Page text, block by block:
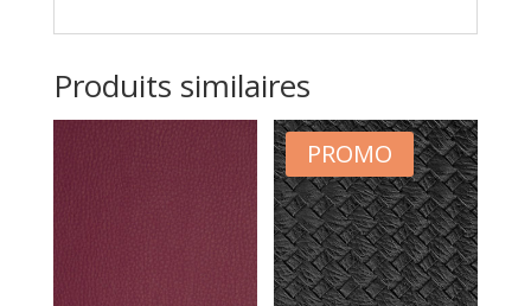
Produits similaires
PROMO